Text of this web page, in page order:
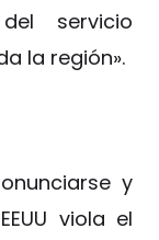
servicio
la región».
y
viola el